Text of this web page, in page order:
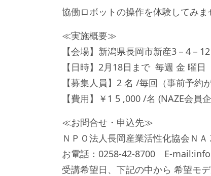
協働ロボットの操作を体験してみま
≪実施概要≫
【会場】新潟県長岡市新産3－4－
【日時】2月18日まで 毎週 金 曜
【募集人員】2 名 /毎回（事前予約
【費用】￥1 5 ,000 /名 (NAZE会員
≪お問合せ・申込先≫
ＮＰＯ法人長岡産業活性化協会ＮＡ
お電話：0258-42-8700 E-
受講希望日、下記の中から 希望モ